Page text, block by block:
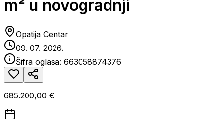
m² u novogradnji
Opatija Centar
09. 07. 2026.
Šifra oglasa: 663058874376
685.200,00 €